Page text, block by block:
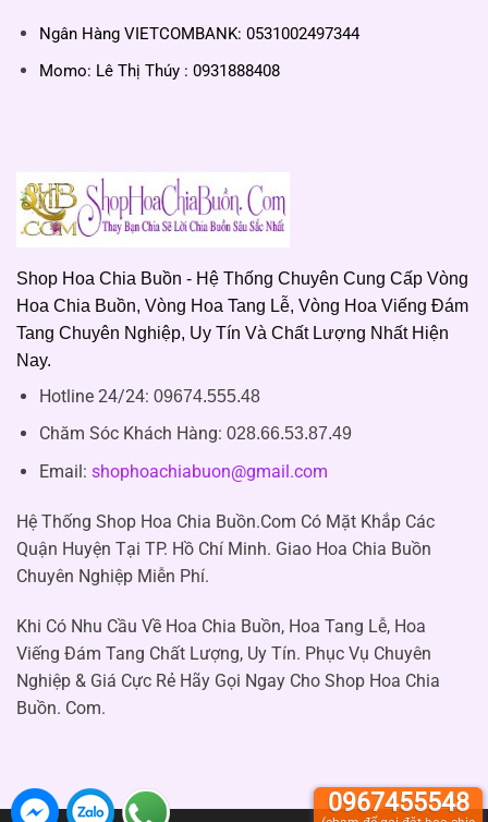
Ngân Hàng VIETCOMBANK: 0531002497344
Momo: Lê Thị Thúy : 0931888408
Shop Hoa Chia Buồn - Hệ Thống Chuyên Cung Cấp Vòng
Hoa Chia Buồn, Vòng Hoa Tang Lễ, Vòng Hoa Viếng Đám
Tang Chuyên Nghiệp, Uy Tín Và Chất Lượng Nhất Hiện
Nay.
Hotline 24/24: 09674.555.48
Chăm Sóc Khách Hàng: 028.66.53.87.49
Email: shophoachiabuon@gmail.com
Hệ Thống Shop Hoa Chia Buồn.Com Có Mặt Khắp Các
Quận Huyện Tại TP. Hồ Chí Minh. Giao Hoa Chia Buồn
Chuyên Nghiệp Miễn Phí.
Khi Có Nhu Cầu Về Hoa Chia Buồn, Hoa Tang Lễ, Hoa
Viếng Đám Tang Chất Lượng, Uy Tín. Phục Vụ Chuyên
Nghiệp & Giá Cực Rẻ Hãy Gọi Ngay Cho Shop Hoa Chia
Buồn. Com.
0967455548